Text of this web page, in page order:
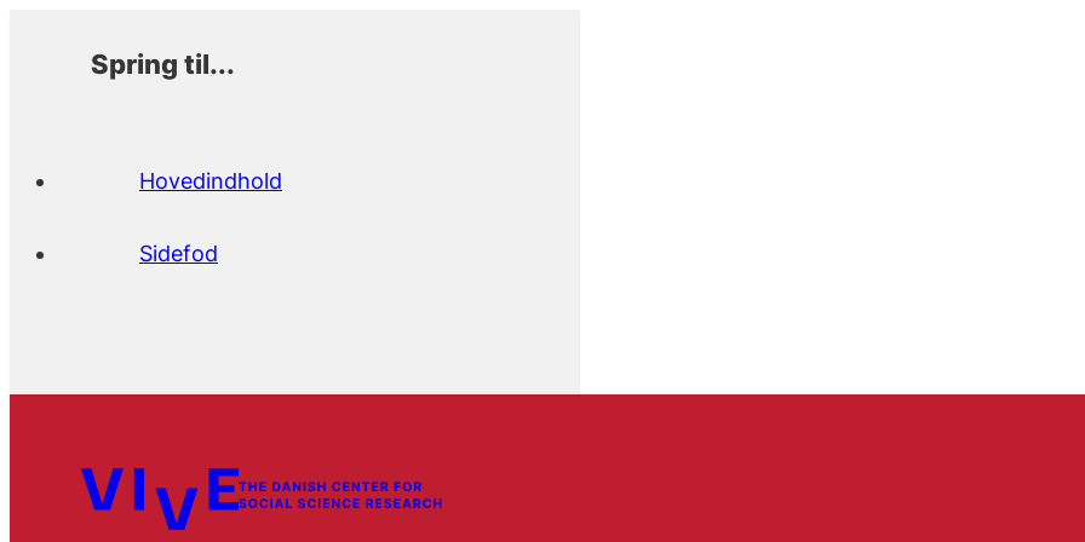
Spring til...
Hovedindhold
Sidefod